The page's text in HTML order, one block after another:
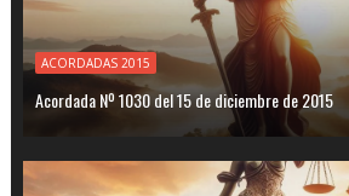
ACORDADAS 2015
Acordada Nº 1030 del 15 de diciembre de 2015